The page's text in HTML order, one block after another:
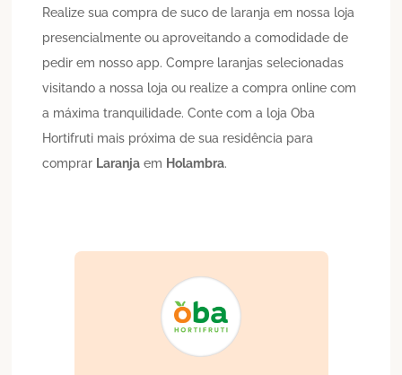
Realize sua compra de suco de laranja em nossa loja
presencialmente ou aproveitando a comodidade de
pedir em nosso app. Compre laranjas selecionadas
visitando a nossa loja ou realize a compra online com
a máxima tranquilidade. Conte com a loja Oba
Hortifruti mais próxima de sua residência para
comprar Laranja em Holambra.